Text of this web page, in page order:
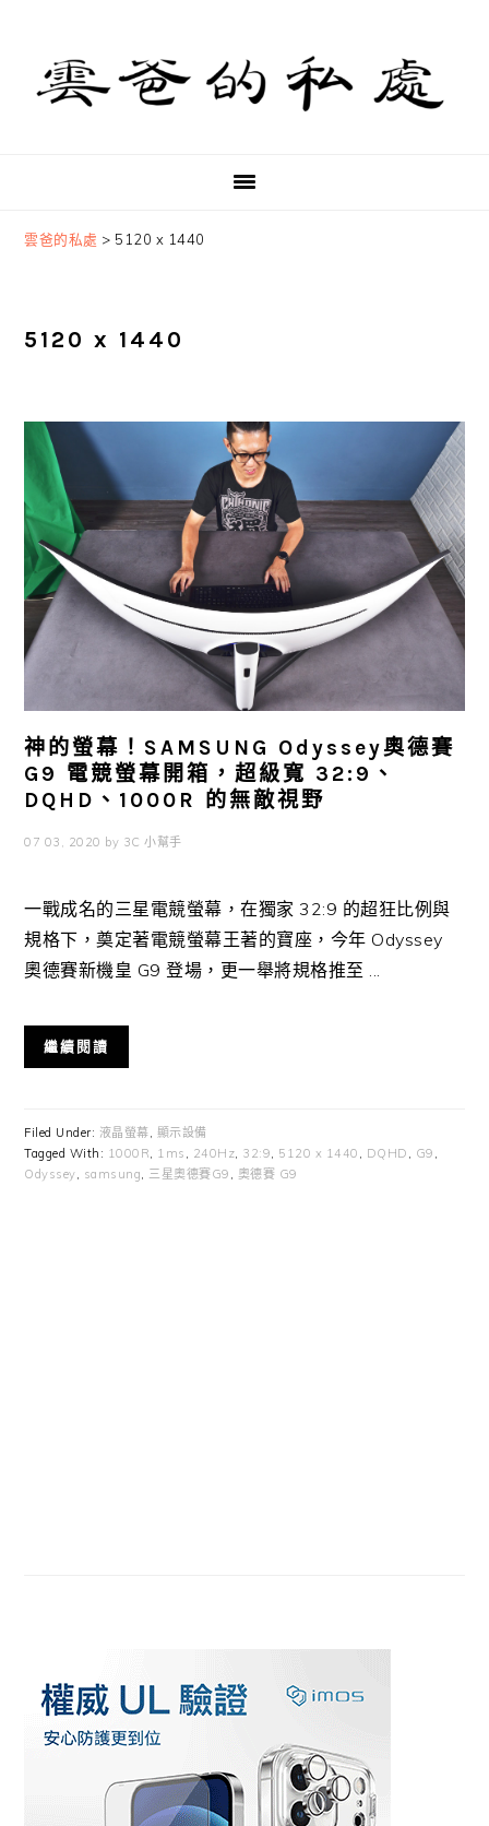
primary
navigation
content
primary
sidebar
雲爸的私處 > 5120 x 1440
5120 x 1440
神的螢幕！SAMSUNG Odyssey奧德賽
G9 電競螢幕開箱，超級寬 32:9、
DQHD、1000R 的無敵視野
07 03, 2020 by 3C 小幫手
一戰成名的三星電競螢幕，在獨家 32:9 的超狂比例與
規格下，奠定著電競螢幕王著的寶座，今年 Odyssey
奧德賽新機皇 G9 登場，更一舉將規格推至 ...
繼續閱讀
Filed Under: 液晶螢幕, 顯示設備
Tagged With: 1000R, 1ms , 240Hz, 32:9, 5120 x 1440 , DQHD , G9 ,
Odyssey, samsung, 三星奧德賽G9 , 奧德賽 G9